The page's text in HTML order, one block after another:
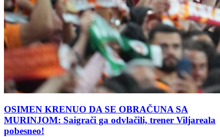
OSIMEN KRENUO DA SE OBRAČUNA SA
MURINJOM: Saigrači ga odvlačili, trener Viljareala
pobesneo!